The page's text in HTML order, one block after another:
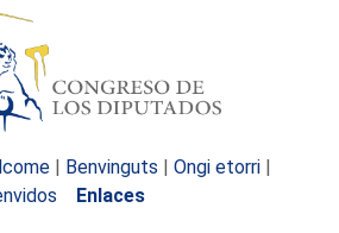
| Benvinguts | Ongi etorri |
Enlaces